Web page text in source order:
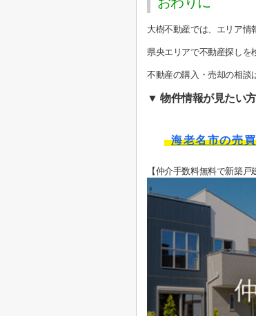
大樹不動産では、エリア情
県央エリアで不動産探しを
不動産の購入・売却の相談
▼ 物件情報が見たい
海老名市の売
【仲介手数料無料で新築戸